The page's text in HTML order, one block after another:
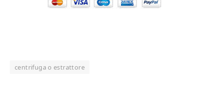
centrifuga o estrattore